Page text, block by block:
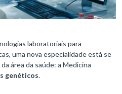
laboratoriais para
uma nova especialidade está se
área da saúde: a Medicina
genéticos.